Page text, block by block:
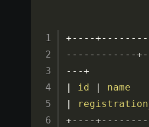
+-- --+-- -- -- --
- -- -- -- -- -- -+
- --+
id name
+-- --+-- -- -- --